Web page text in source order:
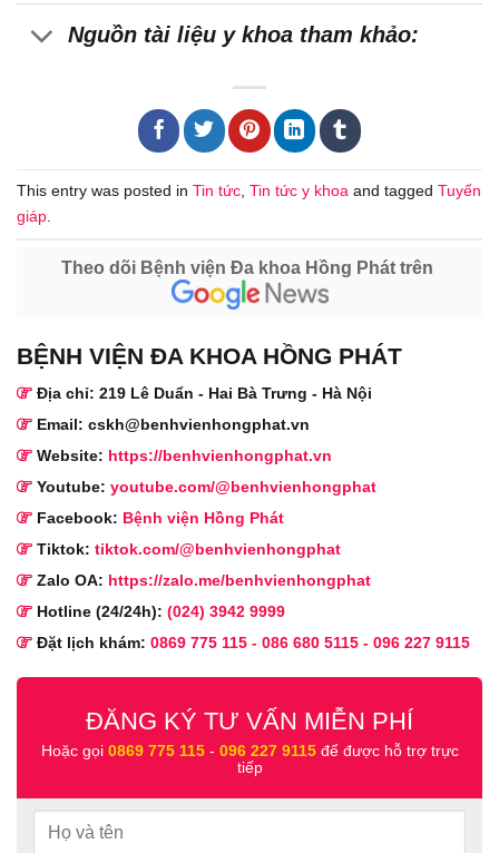
Nguồn tài liệu y khoa tham khảo:
This entry was posted in Tin tức Tin tức y khoa and tagged Tuyến
giáp
Theo dõi Bệnh viện Đa khoa Hồng Phát trên
BỆNH VIỆN ĐA KHOA HỒNG PHÁT
Địa chỉ: 219 Lê Duẩn - Hai Bà Trưng - Hà Nội
Email: cskh@benhvienhongphat.vn
Website: https://benhvienhongphat.vn
Youtube: youtube.com/@benhvienhongphat
Facebook: Bệnh viện Hồng Phát
Tiktok: tiktok.com/@benhvienhongphat
Zalo OA: https://zalo.me/benhvienhongphat
Hotline (24/24h): (024) 3942 9999
Đặt lịch khám: 0869 775 115 - 086 680 5115 - 096 227 9115
ĐĂNG KÝ TƯ VẤN MIỄN PHÍ
Hoặc gọi 0869 775 115- 096 227 9115 để được hỗ trợ trực
tiếp